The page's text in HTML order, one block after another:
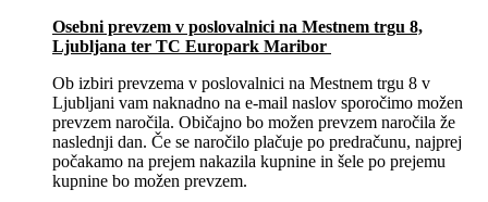
Osebni prevzem v poslovalnici na Mestnem trgu 8,
Ljubljana​ ter TC Europark Maribor
Ob izbiri prevzema v poslovalnici na Mestnem trgu 8 v
Ljubljani vam naknadno na e-mail naslov sporočimo možen
prevzem naročila. Običajno bo možen prevzem naročila že
naslednji dan. Če se naročilo plačuje po predračunu, najprej
počakamo na prejem nakazila kupnine in šele po prejemu
kupnine bo možen prevzem.